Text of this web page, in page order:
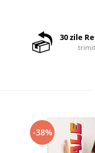
30 zile
-38%